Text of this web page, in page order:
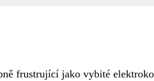
frustrující jako vybité